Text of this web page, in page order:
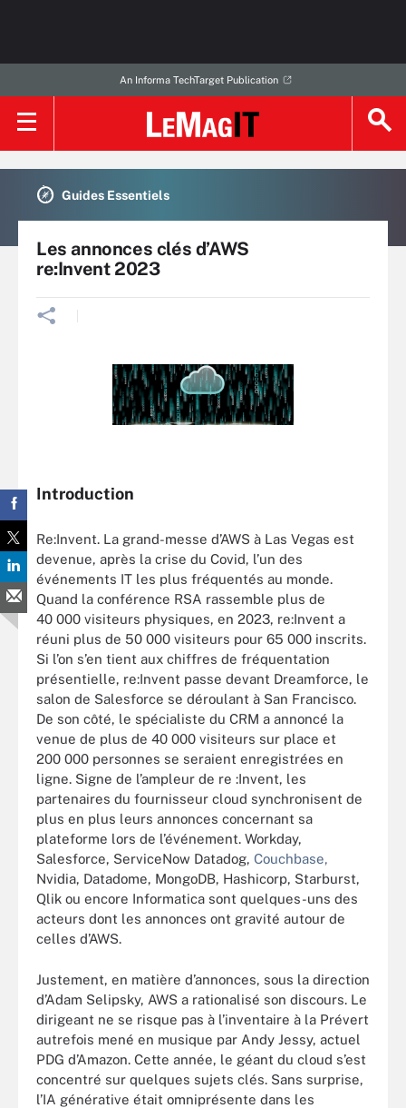
An Informa TechTarget Publication
Guides Essentiels
Les annonces clés d’AWS
re:Invent 2023
Introduction
Re:Invent. La grand-messe d’AWS à Las Vegas est
devenue, après la crise du Covid, l’un des
événements IT les plus fréquentés au monde.
Quand la conférence RSA rassemble plus de
40 000 visiteurs physiques, en 2023, re:Invent a
réuni plus de 50 000 visiteurs pour 65 000 inscrits.
Si l’on s’en tient aux chiffres de fréquentation
présentielle, re:Invent passe devant Dreamforce, le
salon de Salesforce se déroulant à San Francisco.
De son côté, le spécialiste du CRM a annoncé la
venue de plus de 40 000 visiteurs sur place et
200 000 personnes se seraient enregistrées en
ligne. Signe de l’ampleur de re :Invent, les
partenaires du fournisseur cloud synchronisent de
plus en plus leurs annonces concernant sa
plateforme lors de l’événement. Workday,
Salesforce, ServiceNow Datadog, Couchbase,
Nvidia, Datadome, MongoDB, Hashicorp, Starburst,
Qlik ou encore Informatica sont quelques-uns des
acteurs dont les annonces ont gravité autour de
celles d’AWS.
Justement, en matière d’annonces, sous la direction
d’Adam Selipsky, AWS a rationalisé son discours. Le
dirigeant ne se risque pas à l’inventaire à la Prévert
autrefois mené en musique par Andy Jessy, actuel
PDG d’Amazon. Cette année, le géant du cloud s’est
concentré sur quelques sujets clés. Sans surprise,
l’IA générative était omniprésente dans les